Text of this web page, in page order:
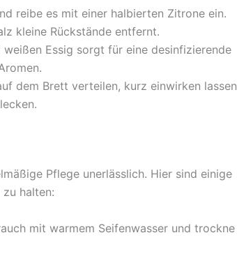
reibe es mit einer halbierten Zitrone ein.
kleine Rückstände entfernt.
weißen Essig sorgt für eine desinfizierende
dem Brett verteilen, kurz einwirken lassen
Pflege unerlässlich. Hier sind einige
halten:
mit warmem Seifenwasser und trockne